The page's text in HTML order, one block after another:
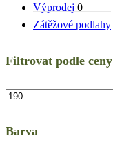
Výprodej 0
Zátěžové podlahy
Filtrovat podle ceny
Barva